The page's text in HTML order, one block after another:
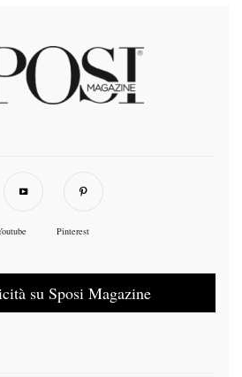
Pinterest
su Sposi Magazine